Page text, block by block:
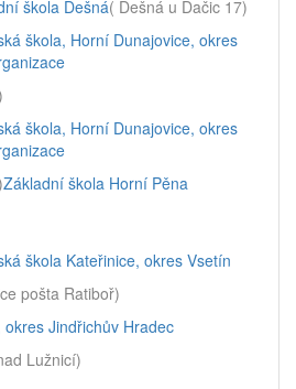
škola Dešná( Dešná u Dačic 17)
škola, Horní Dunajovice, okres
škola, Horní Dunajovice, okres
Základní škola Horní Pěna
škola Kateřinice, okres Vsetín
pošta Ratiboř)
Jindřichův Hradec
Lužnicí)